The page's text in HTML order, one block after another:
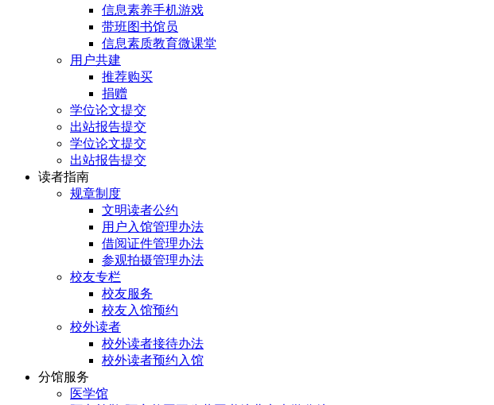
信息素养手机游戏
带班图书馆员
信息素质教育微课堂
用户共建
推荐购买
捐赠
学位论文提交
出站报告提交
学位论文提交
出站报告提交
读者指南
规章制度
文明读者公约
用户入馆管理办法
借阅证件管理办法
参观拍摄管理办法
校友专栏
校友服务
校友入馆预约
校外读者
校外读者接待办法
校外读者预约入馆
分馆服务
医学馆